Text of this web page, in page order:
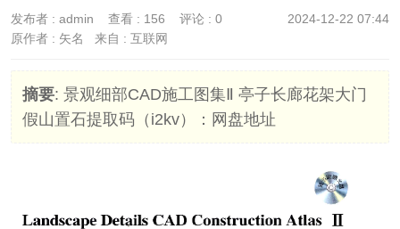
2024-12-22 07:44
发布者 : admin 查看 : 156
评论 : 0
原作者 : 矢名
来自 : 互联网
摘要: 景观细部CAD施工图集Ⅱ 亭子长廊花架大门
假山置石提取码（i2kv）：网盘地址